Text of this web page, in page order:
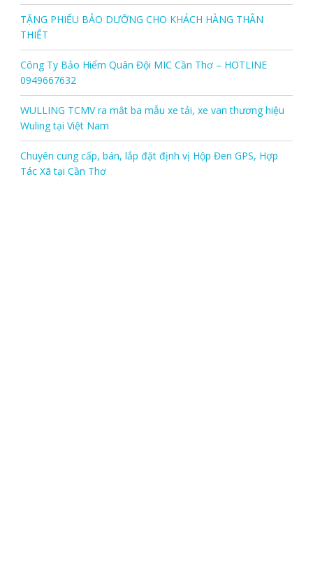
TẶNG PHIẾU BẢO DƯỠNG CHO KHÁCH HÀNG THÂN
THIẾT
Công Ty Bảo Hiểm Quân Đội MIC Cần Thơ – HOTLINE
0949667632
WULLING TCMV ra mắt ba mẫu xe tải, xe van thương hiệu
Wuling tại Việt Nam
Chuyên cung cấp, bán, lắp đặt định vị Hộp Đen GPS, Hợp
Tác Xã tại Cần Thơ